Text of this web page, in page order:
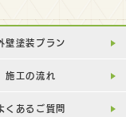
壁塗装プラン
施工の流れ
くあるご質問